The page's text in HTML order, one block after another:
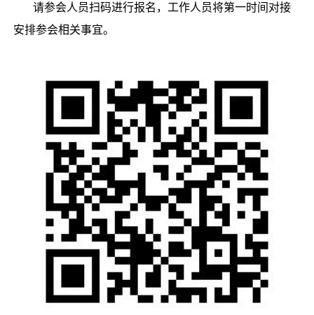
请参会人员扫码进行报名，工作人员将第一时间对接
安排参会相关事宜。